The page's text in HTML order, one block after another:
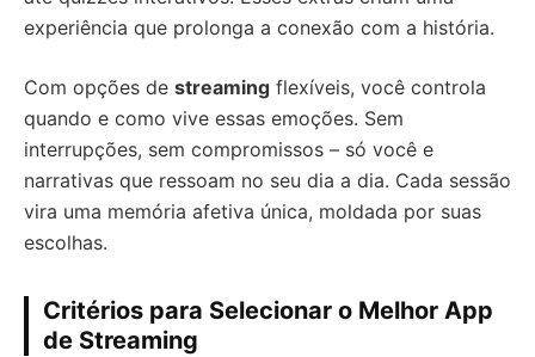
experiência que prolonga a conexão com a história.
Com opções de streaming flexíveis, você controla
quando e como vive essas emoções. Sem
interrupções, sem compromissos – só você e
narrativas que ressoam no seu dia a dia. Cada sessão
vira uma memória afetiva única, moldada por suas
escolhas.
Critérios para Selecionar o Melhor App
de Streaming